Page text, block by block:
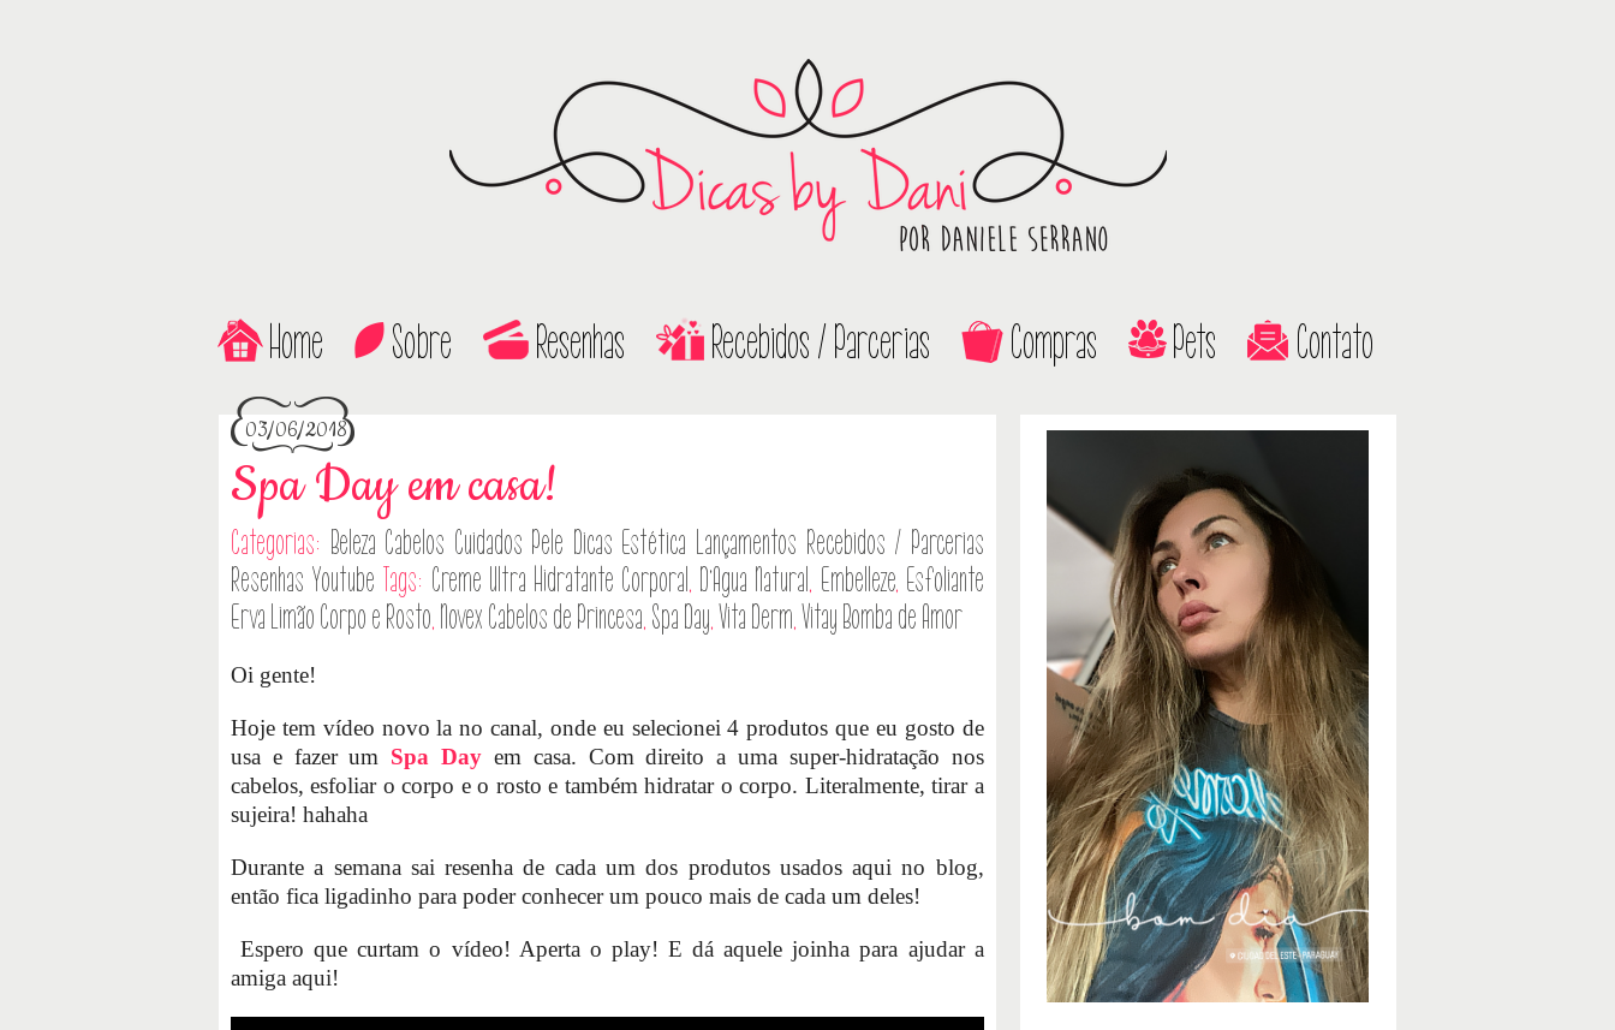
Home Sobre Resenhas Recebidos / Parcerias Compras Pets Contato
03/06/2018
Spa Day em casa!
Categorias: Beleza Cabelos Cuidados Pele Dicas Estética Lançamentos Recebidos / Parcerias
Resenhas Youtube Tags: Creme Ultra Hidratante Corporal, D'Agua Natural, Embelleze, Esfoliante
Erva Limão Corpo e Rosto, Novex Cabelos de Princesa, Spa Day,Vita Derm,Vitay Bomba de Amor
Oi gente!
Hoje tem vídeo novo la no canal, onde eu selecionei 4 produtos que eu gosto de
usa e fazer um Spa Day em casa. Com direito a uma super-hidratação nos
cabelos, esfoliar o corpo e o rosto e também hidratar o corpo. Literalmente, tirar a
sujeira! hahaha
Durante a semana sai resenha de cada um dos produtos usados aqui no blog,
então fica ligadinho para poder conhecer um pouco mais de cada um deles!
Espero que curtam o vídeo! Aperta o play! E dá aquele joinha para ajudar a
amiga aqui!